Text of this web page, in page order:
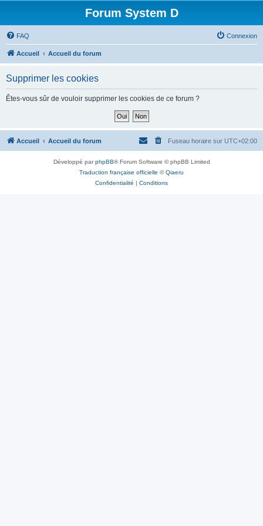
Forum System D
FAQ Connexion
Accueil Accueil du forum
Supprimer les cookies
Êtes-vous sûr de vouloir supprimer les cookies de ce forum ?
Accueil Accueil du forum Fuseau horaire sur UTC+02:00
Développé parphpBB® Forum Software © phpBB Limited
Traduction française officielle ©Qiaeru
Confidentialité | Conditions